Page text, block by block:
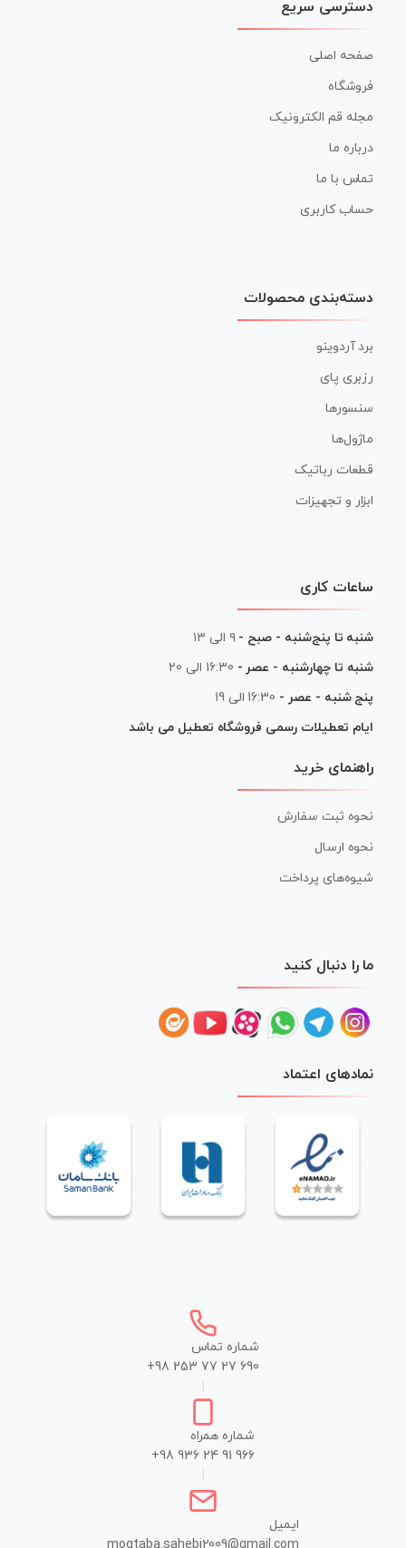
دسترسی سریع
صفحه اصلی
فروشگاه
مجله قم الکترونیک
درباره ما
تماس با ما
حساب کاربری
دسته‌بندی محصولات
برد آردوینو
رزبری پای
سنسورها
ماژول‌ها
قطعات رباتیک
ابزار و تجهیزات
ساعات کاری
شنبه تا پنج‌شنبه - صبح - ۹ الی ۱۳
شنبه تا چهارشنبه - عصر - 16:30 الی 20
پنج شنبه - عصر - 16:30 الی 19
ایام تعطیلات رسمی فروشگاه تعطیل می باشد
راهنمای خرید
نحوه ثبت سفارش
نحوه ارسال
شیوه‌های پرداخت
ما را دنبال کنید
نمادهای اعتماد
شماره تماس
+98 253 77 27 690
شماره همراه
+98 936 24 91 966
ایمیل